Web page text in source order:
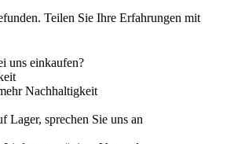
Teilen Sie Ihre Erfahrungen mit
uns einkaufen?
Nachhaltigkeit
Lager, sprechen Sie uns an